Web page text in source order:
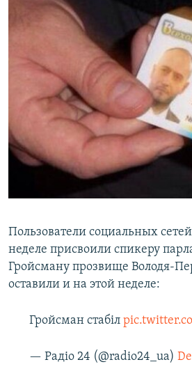
Пользователи социальных
неделе присвоили спикеру
Гройсману прозвище Володя-
оставили и на этой неделе:
Гройсман стабіл
— Радіо 24 (@radio24_ua)